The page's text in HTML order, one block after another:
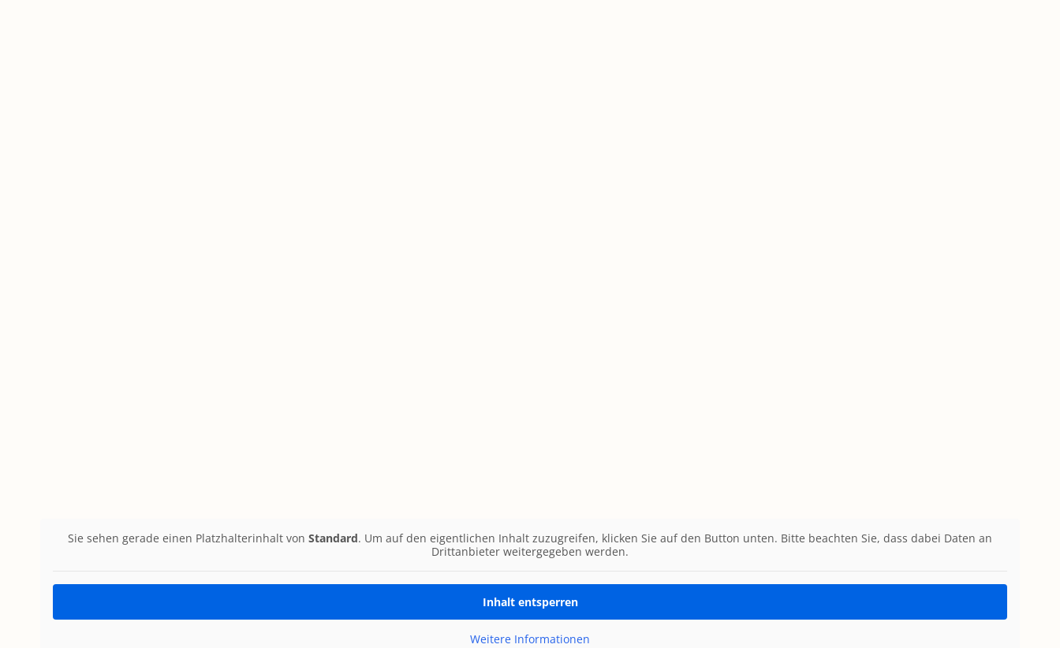
Sie sehen gerade einen Platzhalterinhalt von Standard. Um auf den eigentlichen Inhalt zuzugreifen, klicken Sie auf den Button unten. Bitte beachten Sie, dass dabei Daten an
Drittanbieter weitergegeben werden.
Inhalt entsperren
Weitere Informationen